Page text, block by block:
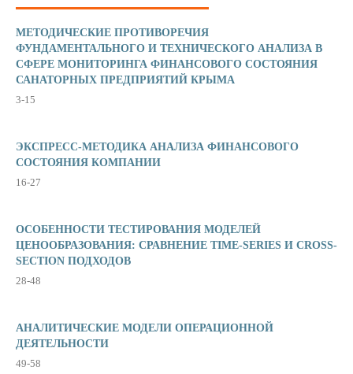
МЕТОДИЧЕСКИЕ ПРОТИВОРЕЧИЯ
ФУНДАМЕНТАЛЬНОГО И ТЕХНИЧЕСКОГО АНАЛИЗА В
СФЕРЕ МОНИТОРИНГА ФИНАНСОВОГО СОСТОЯНИЯ
САНАТОРНЫХ ПРЕДПРИЯТИЙ КРЫМА
3-15
ЭКСПРЕСС-МЕТОДИКА АНАЛИЗА ФИНАНСОВОГО
СОСТОЯНИЯ КОМПАНИИ
16-27
ОСОБЕННОСТИ ТЕСТИРОВАНИЯ МОДЕЛЕЙ
ЦЕНООБРАЗОВАНИЯ: СРАВНЕНИЕ TIME-SERIES И CROSS-
SECTION ПОДХОДОВ
28-48
АНАЛИТИЧЕСКИЕ МОДЕЛИ ОПЕРАЦИОННОЙ
ДЕЯТЕЛЬНОСТИ
49-58